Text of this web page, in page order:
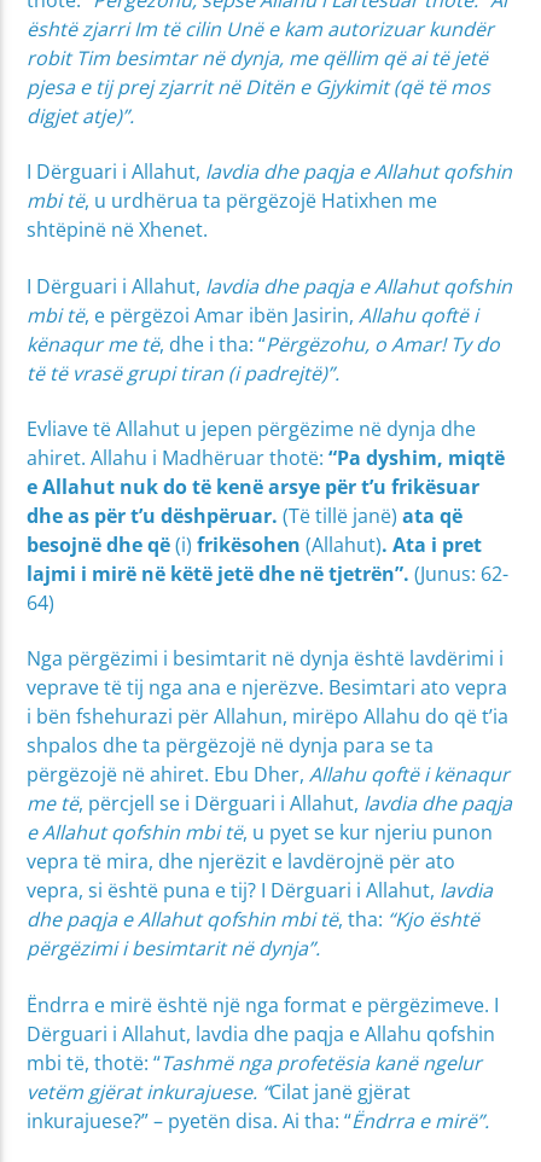
është zjarri Im të cilin Unë e kam autorizuar kundër
robit Tim besimtar në dynja, me qëllim që ai të jetë
pjesa e tij prej zjarrit në Ditën e Gjykimit (që të mos
digjet atje)”.
I Dërguari i Allahut, lavdia dhe paqja e Allahut qofshin
mbi të, u urdhërua ta përgëzojë Hatixhen me
shtëpinë në Xhenet.
I Dërguari i Allahut, lavdia dhe paqja e Allahut qofshin
mbi të, e përgëzoi Amar ibën Jasirin,Allahu qoftë i
kënaqur me të, dhe i tha: “Përgëzohu, o Amar! Ty do
të të vrasë grupi tiran (i padrejtë)”.
Evliave të Allahut u jepen përgëzime në dynja dhe
ahiret. Allahu i Madhëruar thotë:“Pa dyshim, miqtë
e Allahut nuk do të kenë arsye për t’u frikësuar
dhe as për t’u dëshpëruar.(Të tillë janë) ata që
besojnë dhe që(i) frikësohen(Allahut). Ata i pret
lajmi i mirë në këtë jetë dhe në tjetrën”. (Junus: 62-
64)
Nga përgëzimi i besimtarit në dynja është lavdërimi i
veprave të tij nga ana e njerëzve. Besimtari ato vepra
i bën fshehurazi për Allahun, mirëpo Allahu do që t’ia
shpalos dhe ta përgëzojë në dynja para se ta
përgëzojë në ahiret. Ebu Dher,Allahu qoftë i kënaqur
me të, përcjell se i Dërguari i Allahut, lavdia dhe paqja
e Allahut qofshin mbi të, u pyet se kur njeriu punon
vepra të mira, dhe njerëzit e lavdërojnë për ato
vepra, si është puna e tij? I Dërguari i Allahut, lavdia
dhe paqja e Allahut qofshin mbi të, tha: “Kjo është
përgëzimi i besimtarit në dynja”.
Ëndrra e mirë është një nga format e përgëzimeve. I
Dërguari i Allahut, lavdia dhe paqja e Allahu qofshin
mbi të, thotë: “Tashmë nga profetësia kanë ngelur
vetëm gjërat inkurajuese. “Cilat janë gjërat
inkurajuese?” – pyetën disa. Ai tha: “Ëndrra e mirë”.